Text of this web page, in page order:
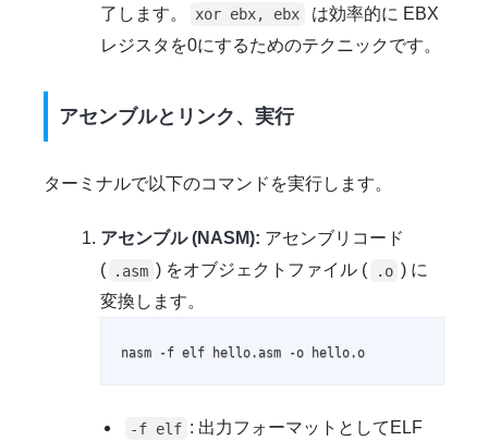
了します。
xor ebx, ebx
は効率的に EBX
レジスタを0にするためのテクニックです。
アセンブルとリンク、実行
ターミナルで以下のコマンドを実行します。
アセンブル (NASM): アセンブリコード
(
.asm ) をオブジェクトファイル ( .o ) に
変換します。
nasm -f elf hello.asm -o hello.o
-f elf : 出力フォーマットとしてELF